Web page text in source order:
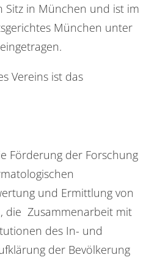
Sitz in München und ist im
München unter
Vereins ist das
Förderung der Forschung
und Ermittlung von
die Zusammenarbeit mit
des In- und
der Bevölkerung